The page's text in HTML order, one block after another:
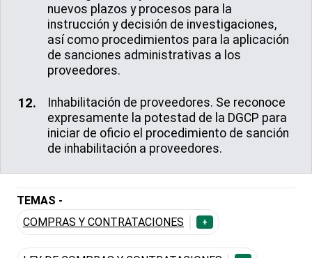
nuevos plazos y procesos para la
instrucción y decisión de investigaciones,
así como procedimientos para la aplicación
de sanciones administrativas a los
proveedores.
Inhabilitación de proveedores. Se reconoce
expresamente la potestad de la DGCP para
iniciar de oficio el procedimiento de sanción
de inhabilitación a proveedores.
TEMAS -
COMPRAS Y CONTRATACIONES
+